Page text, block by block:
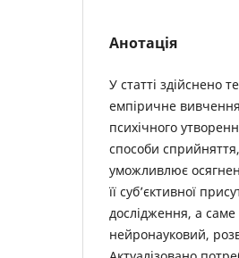
Анотація
У статті здійснено
емпіричне вивчення
психічного
способи
уможливлює
її суб’єктивної
дослідження, а
нейронауковий,